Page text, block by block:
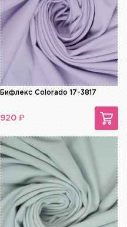
Бифлекс Colorado 17-3817
920 ₽